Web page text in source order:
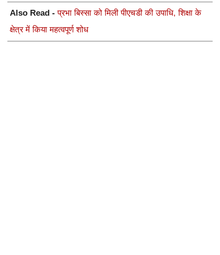
Also Read -प्रभा बिस्सा को मिली पीएचडी की उपाधि, शिक्षा के
क्षेत्र में किया महत्वपूर्ण शोध